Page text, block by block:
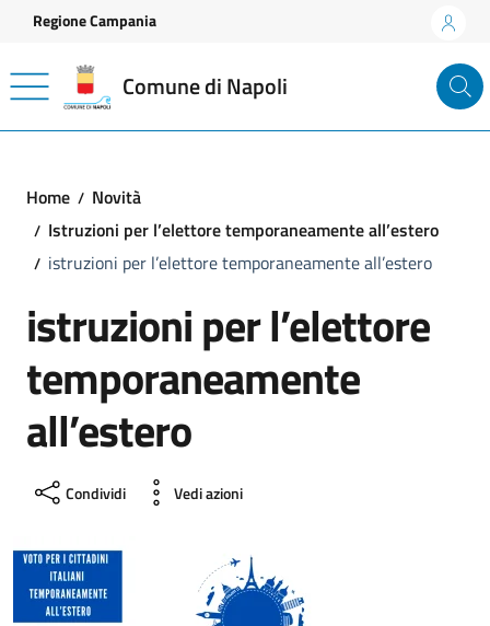
Vai ai contenuti
Vai al footer
Regione Campania
Comune di Napoli
Home
Novità
Istruzioni per l’elettore temporaneamente all’estero
istruzioni per l’elettore temporaneamente all’estero
istruzioni per l’elettore
temporaneamente
all’estero
Condividi Vedi azioni